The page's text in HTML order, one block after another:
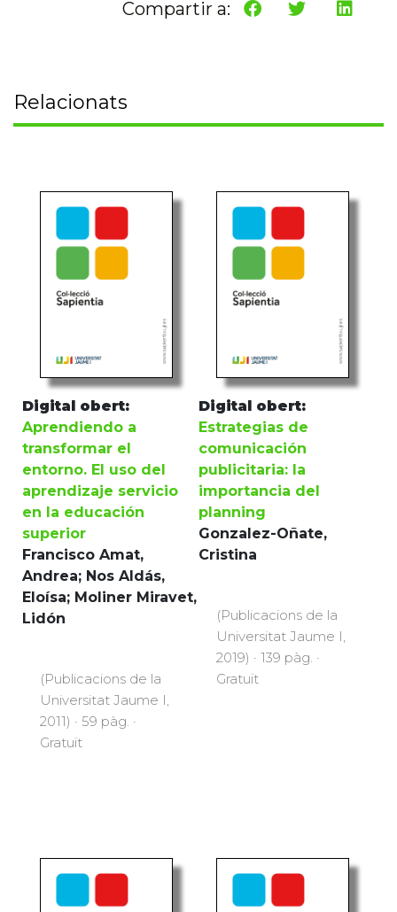
Compartir a:
Relacionats
Digital obert:
Aprendiendo a
transformar el
entorno. El uso del
aprendizaje servicio
en la educación
superior
Francisco Amat, Andrea;
Nos Aldás, Eloísa;
Moliner Miravet, Lidón
Universitat Jaume I,
2011) · 59 pàg. ·
Gratuït
Digital obert:
Estrategias de
comunicación
publicitaria: la
importancia del
planning
Gonzalez-Oñate,
Cristina
(Publicacions de la
Universitat Jaume I,
2019) · 139 pàg. ·
Gratuït